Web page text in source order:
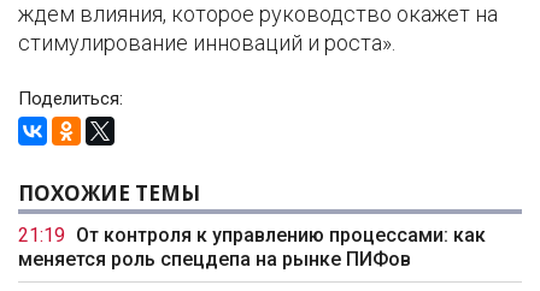
ждем влияния, которое руководство окажет на
стимулирование инноваций и роста».
Поделиться:
ПОХОЖИЕ ТЕМЫ
21:19 От контроля к управлению процессами: как
меняется роль спецдепа на рынке ПИФов